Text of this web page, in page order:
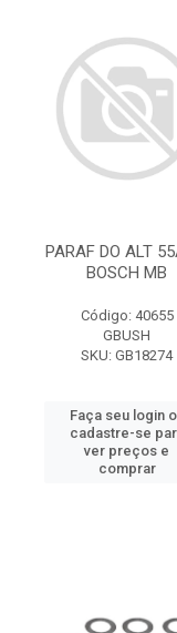
PARAF DO ALT
BOSCH MB
Código: 40655
GBUSH
SKU: GB18274
Faça seu login
cadastre-se
ver preços e
comprar